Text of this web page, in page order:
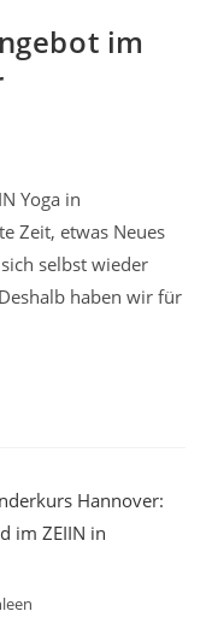
im
Yoga in
Zeit, etwas Neues
selbst wieder
haben wir für